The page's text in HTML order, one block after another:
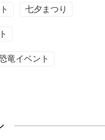
七夕まつり
竜イベント